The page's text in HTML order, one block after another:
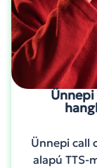
Ünnepi call
alapú TTS-